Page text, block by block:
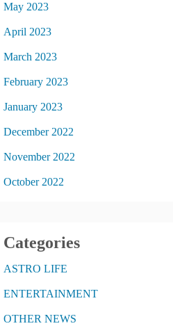
May 2023
April 2023
March 2023
February 2023
January 2023
December 2022
November 2022
October 2022
Categories
ASTRO LIFE
ENTERTAINMENT
OTHER NEWS